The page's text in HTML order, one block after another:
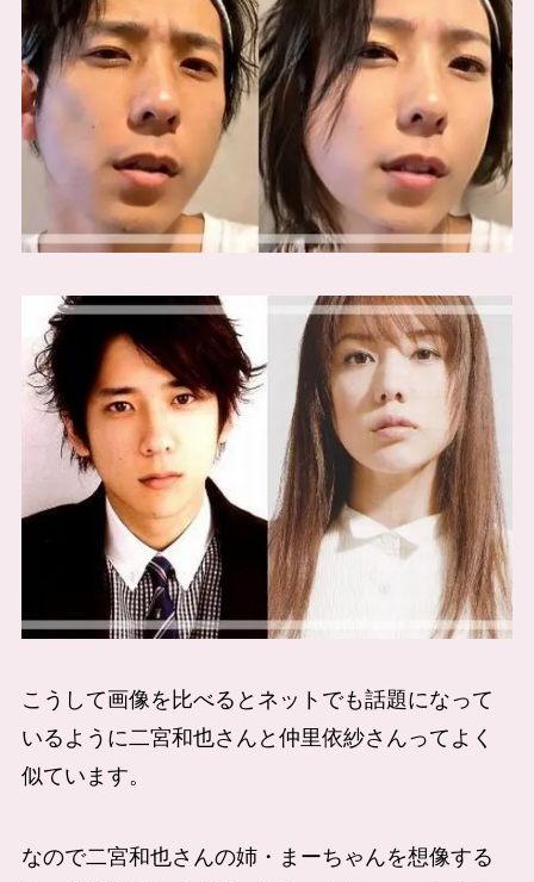
こうして画像を比べるとネットでも話題になって
いるように二宮和也さんと仲里依紗さんってよく
似ています。
なので二宮和也さんの姉・まーちゃんを想像する